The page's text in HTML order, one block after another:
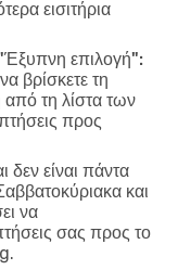
εισιτήρια
"Έξυπνη επιλογή":
βρίσκετε τη
από τη λίστα των
προς
δεν είναι πάντα
και
να
σας προς το